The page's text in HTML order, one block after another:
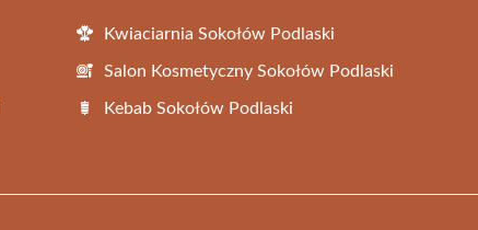
Kwiaciarnia Sokołów Podlaski
Salon Kosmetyczny Sokołów Podlaski
Kebab Sokołów Podlaski